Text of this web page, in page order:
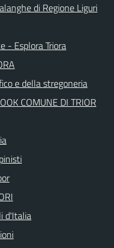
di Regione Liguri
- Esplora Triora
e della stregoneria
COMUNE DI TRIOR
d'Italia